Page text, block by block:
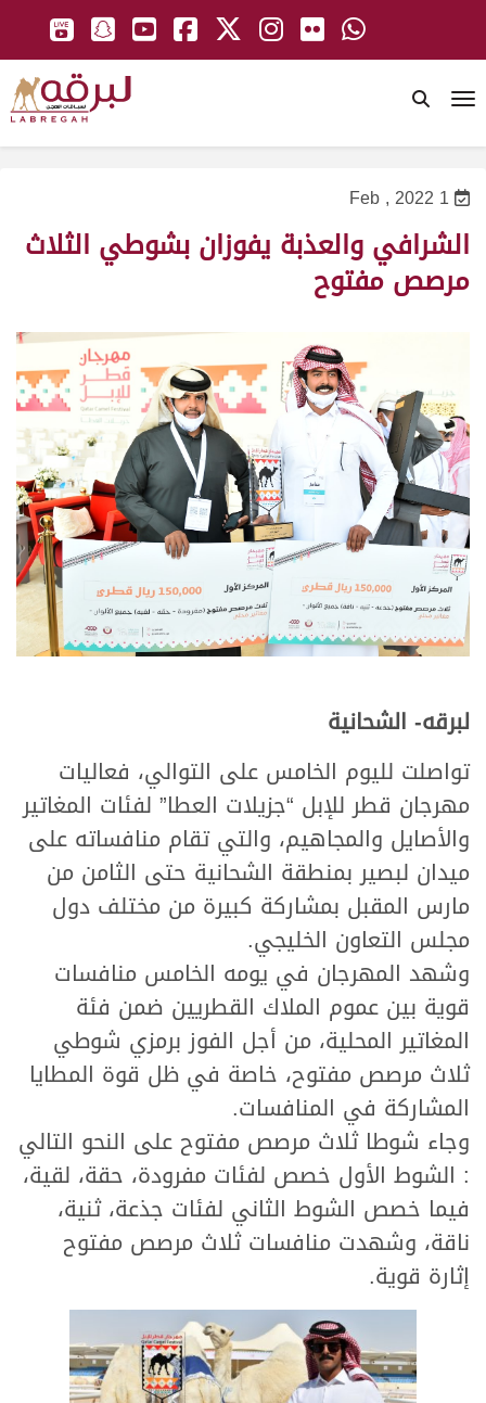
1 Feb , 2022
الشرافي والعذبة يفوزان بشوطي الثلاث
مرصص مفتوح
لبرقه- الشحانية
تواصلت لليوم الخامس على التوالي، فعاليات
مهرجان قطر للإبل “جزيلات العطا” لفئات المغاتير
والأصايل والمجاهيم، والتي تقام منافساته على
ميدان لبصير بمنطقة الشحانية حتى الثامن من
مارس المقبل بمشاركة كبيرة من مختلف دول
مجلس التعاون الخليجي.
وشهد المهرجان في يومه الخامس منافسات
قوية بين عموم الملاك القطريين ضمن فئة
المغاتير المحلية، من أجل الفوز برمزي شوطي
ثلاث مرصص مفتوح، خاصة في ظل قوة المطايا
المشاركة في المنافسات.
وجاء شوطا ثلاث مرصص مفتوح على النحو التالي
: الشوط الأول خصص لفئات مفرودة، حقة، لقية،
فيما خصص الشوط الثاني لفئات جذعة، ثنية،
ناقة، وشهدت منافسات ثلاث مرصص مفتوح
إثارة قوية.